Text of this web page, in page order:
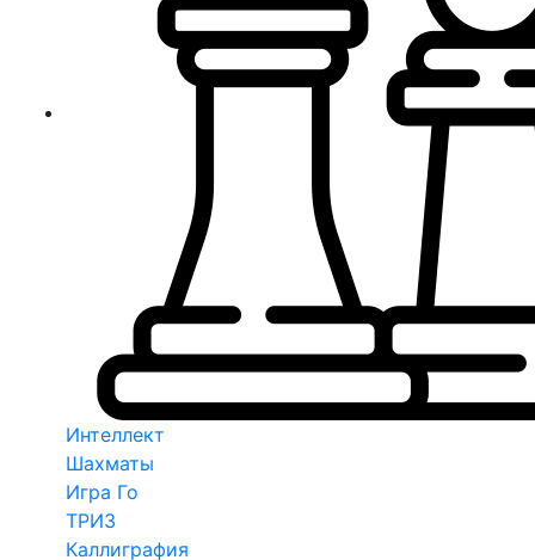
Интеллект
Шахматы
Игра Го
ТРИЗ
Каллиграфия